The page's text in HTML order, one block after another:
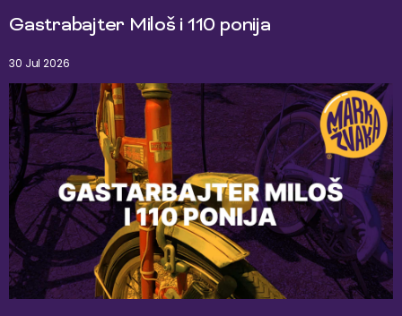
Gastrabajter Miloš i 110 ponija
30 Jul 2026